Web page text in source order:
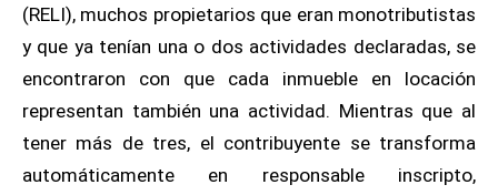
(RELI), muchos propietarios que eran monotributistas
y que ya tenían una o dos actividades declaradas, se
encontraron con que cada inmueble en locación
representan también una actividad. Mientras que al
tener más de tres, el contribuyente se transforma
automáticamente en responsable inscripto,